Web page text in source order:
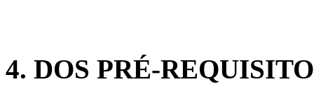
4. DOS PRÉ-